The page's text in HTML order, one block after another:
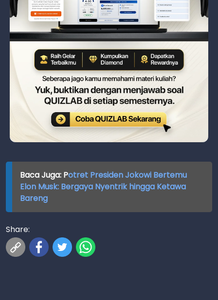
Baca Juga: Potret Presiden Jokowi Bertemu
Elon Musk: Bergaya Nyentrik hingga Ketawa
Bareng
Share: